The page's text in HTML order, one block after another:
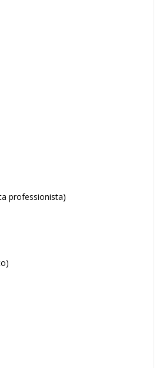
professionista)